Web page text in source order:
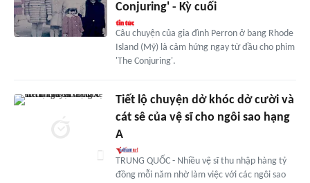
Conjuring' - Kỳ cuối
Câu chuyện của gia đình Perron ở bang Rhode
Island (Mỹ) là cảm hứng ngay từ đầu cho phim
'The Conjuring'.
Tiết lộ chuyện dở khóc dở cười và
cát sê của vệ sĩ cho ngôi sao hạng
A
TRUNG QUỐC - Nhiều vệ sĩ thu nhập hàng tỷ
đồng mỗi năm nhờ làm việc với các ngôi sao